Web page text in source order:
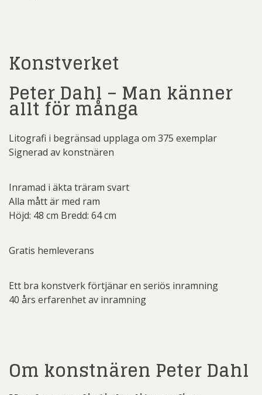
Konstverket
Peter Dahl – Man känner
allt för många
Litografi i begränsad upplaga om 375 exemplar
Signerad av konstnären
Inramad i äkta träram svart
Alla mått är med ram
Höjd: 48 cm Bredd: 64 cm
Gratis hemleverans
Ett bra konstverk förtjänar en seriös inramning
40 års erfarenhet av inramning
Om konstnären Peter Dahl